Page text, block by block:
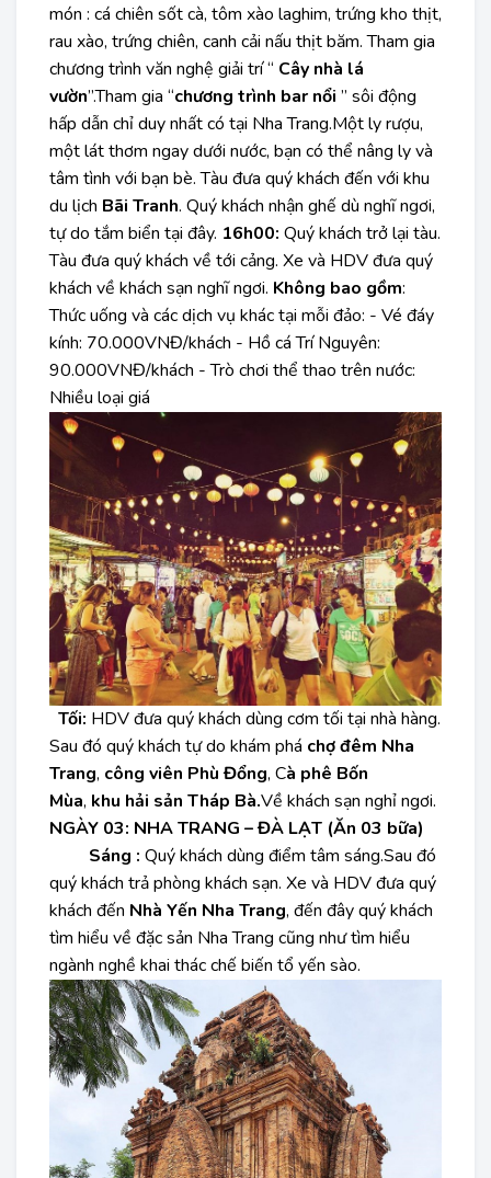
món : cá chiên sốt cà, tôm xào laghim, trứng kho thịt,
rau xào, trứng chiên, canh cải nấu thịt băm. Tham gia
chương trình văn nghệ giải trí “ Cây nhà lá
vườn”.Tham gia “chương trình bar nổi ” sôi động
hấp dẫn chỉ duy nhất có tại Nha Trang.Một ly rượu,
một lát thơm ngay dưới nước, bạn có thể nâng ly và
tâm tình với bạn bè. Tàu đưa quý khách đến với khu
du lịch Bãi Tranh. Quý khách nhận ghế dù nghĩ ngơi,
tự do tắm biển tại đây. 16h00: Quý khách trở lại tàu.
Tàu đưa quý khách về tới cảng. Xe và HDV đưa quý
khách về khách sạn nghĩ ngơi. Không bao gồm:
Thức uống và các dịch vụ khác tại mỗi đảo: - Vé đáy
kính: 70.000VNĐ/khách - Hồ cá Trí Nguyên:
90.000VNĐ/khách - Trò chơi thể thao trên nước:
Nhiều loại giá
Tối: HDV đưa quý khách dùng cơm tối tại nhà hàng.
Sau đó quý khách tự do khám phá chợ đêm Nha
Trang, công viên Phù Đổng, Cà phê Bốn
Mùa, khu hải sản Tháp Bà.Về khách sạn nghỉ ngơi.
NGÀY 03: NHA TRANG – ĐÀ LẠT (Ăn 03 bữa)
Sáng : Quý khách dùng điểm tâm sáng.Sau đó
quý khách trả phòng khách sạn. Xe và HDV đưa quý
khách đến Nhà Yến Nha Trang, đến đây quý khách
tìm hiểu về đặc sản Nha Trang cũng như tìm hiểu
ngành nghề khai thác chế biến tổ yến sào.